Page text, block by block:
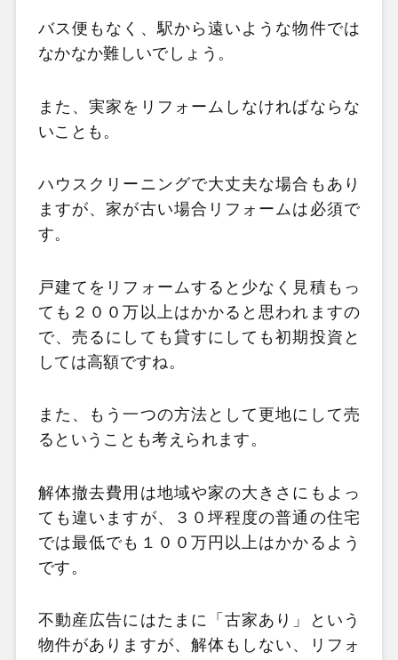
バス便もなく、駅から遠いような物件では
なかなか難しいでしょう。
また、実家をリフォームしなければならな
いことも。
ハウスクリーニングで大丈夫な場合もあり
ますが、家が古い場合リフォームは必須で
す。
戸建てをリフォームすると少なく見積もっ
ても２００万以上はかかると思われますの
で、売るにしても貸すにしても初期投資と
しては高額ですね。
また、もう一つの方法として更地にして売
るということも考えられます。
解体撤去費用は地域や家の大きさにもよっ
ても違いますが、３０坪程度の普通の住宅
では最低でも１００万円以上はかかるよう
です。
不動産広告にはたまに「古家あり」という
物件がありますが、解体もしない、リフォ